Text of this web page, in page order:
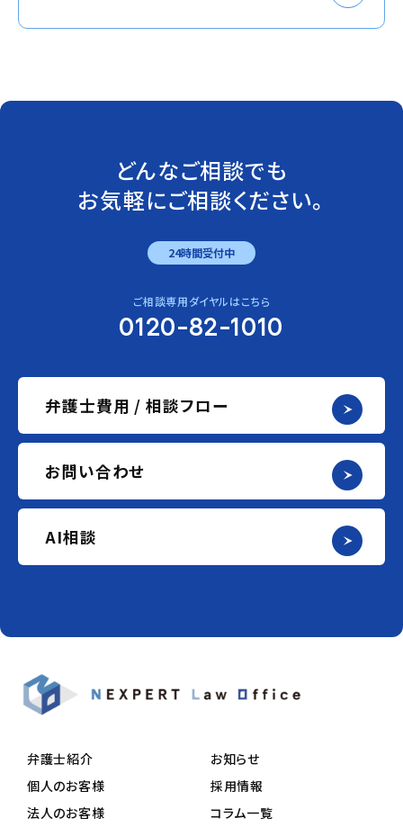
どんなご相談でも
お気軽にご相談ください。
24時間受付中
ご相談専用ダイヤルはこちら
0120-82-1010
弁護士費用 / 相談フロー
お問い合わせ
AI相談
弁護士紹介
個人のお客様
法人のお客様
お知らせ
採用情報
コラム一覧